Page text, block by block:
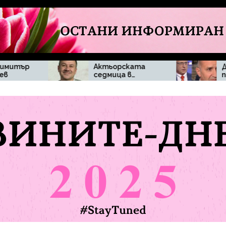
Актьорската
седмица в
„Черешката на
домашен уют
Денков поиска
повече
прозрачност